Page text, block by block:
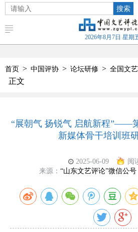
搜索
2026年8月7日 星期
首页 > 中国评协 > 论坛研修 > 全国文
正文
“展朝气 扬锐气 启航新程”——
新媒体骨干培训班
2025-06-09 阅
来源： “山东文艺评论”微信公号